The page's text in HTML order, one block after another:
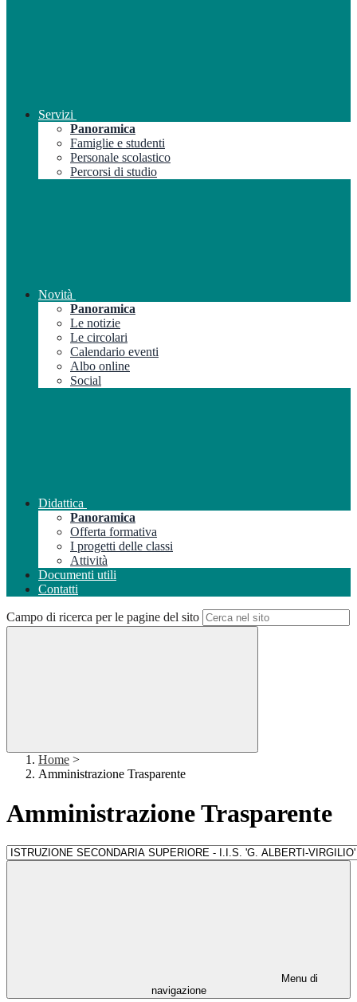
Servizi
Panoramica
Famiglie e studenti
Personale scolastico
Percorsi di studio
Novità
Panoramica
Le notizie
Le circolari
Calendario eventi
Albo online
Social
Didattica
Panoramica
Offerta formativa
I progetti delle classi
Attività
Documenti utili
Contatti
Campo di ricerca per le pagine del sito
Home >
Amministrazione Trasparente
Amministrazione Trasparente
Menu di
navigazione